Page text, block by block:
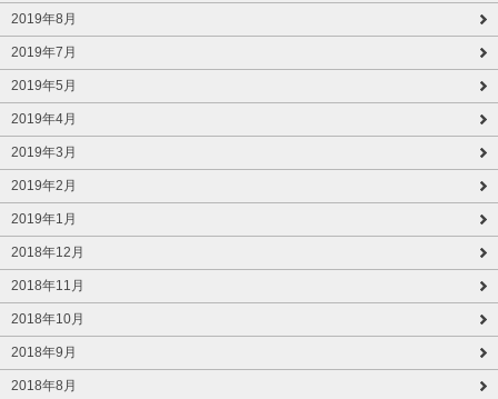
2019年8月
2019年7月
2019年5月
2019年4月
2019年3月
2019年2月
2019年1月
2018年12月
2018年11月
2018年10月
2018年9月
2018年8月